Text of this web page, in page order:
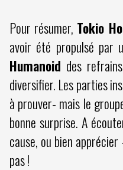
Pour résumer, Tokio
avoir été propulsé par
Humanoid des
diversifier. Les parties
à prouver- mais le
bonne surprise. A
cause, ou bien
pas !